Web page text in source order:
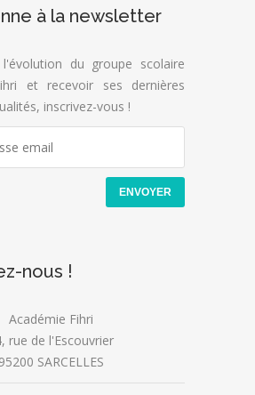
à la newsletter
du groupe scolaire
et recevoir ses dernières
inscrivez-vous !
nous !
Académie Fihri
rue de l'Escouvrier
95200 SARCELLES